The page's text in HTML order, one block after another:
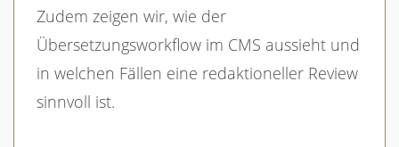
Zudem zeigen wir, wie der
Übersetzungsworkflow im CMS aussieht und
in welchen Fällen eine redaktioneller Review
sinnvoll ist.